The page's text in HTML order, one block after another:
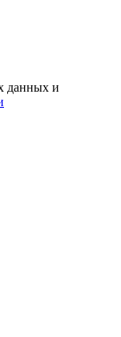
данных и